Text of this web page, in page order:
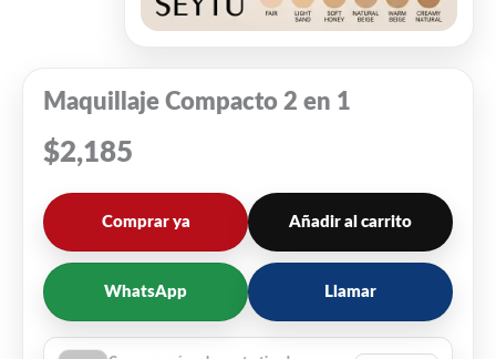
Maquillaje Compacto 2 en 1
$2,185
Comprar ya Añadir al carrito
WhatsApp Llamar